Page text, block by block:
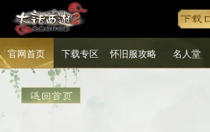
官网首页 下载专区 怀旧服攻略 名人堂